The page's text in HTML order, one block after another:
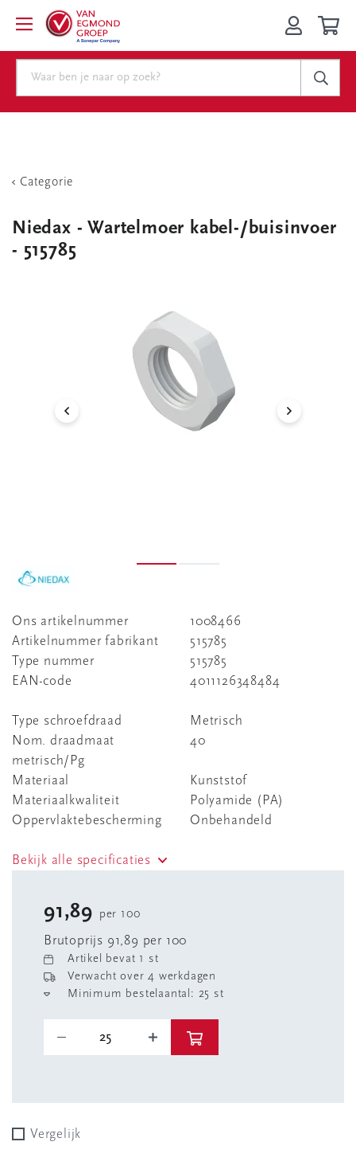
Categorie
Niedax - Wartelmoer kabel-/buisinvoer
- 515785
Ons artikelnummer
1008466
Artikelnummer fabrikant
515785
Type nummer
515785
EAN-code
4011126348484
Type schroefdraad
Metrisch
Nom. draadmaat
metrisch/Pg
40
Materiaal
Kunststof
Materiaalkwaliteit
Polyamide (PA)
Oppervlaktebescherming
Onbehandeld
Bekijk alle specificaties
91,89 per 100
Brutoprijs 91,89 per 100
Artikel bevat 1 st
Verwacht over 4 werkdagen
Minimum bestelaantal: 25 st
Vergelijk